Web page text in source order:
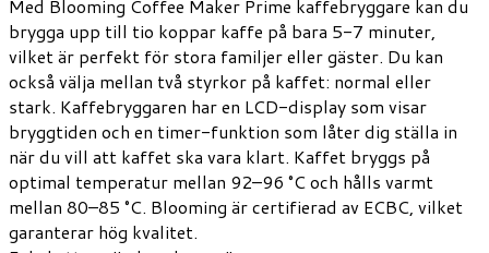
Med Blooming Coffee Maker Prime kaffebryggare kan du
brygga upp till tio koppar kaffe på bara 5-7 minuter,
vilket är perfekt för stora familjer eller gäster. Du kan
också välja mellan två styrkor på kaffet: normal eller
stark. Kaffebryggaren har en LCD-display som visar
bryggtiden och en timer-funktion som låter dig ställa in
när du vill att kaffet ska vara klart. Kaffet bryggs på
optimal temperatur mellan 92–96 °C och hålls varmt
mellan 80–85 °C. Blooming är certifierad av ECBC, vilket
garanterar hög kvalitet.